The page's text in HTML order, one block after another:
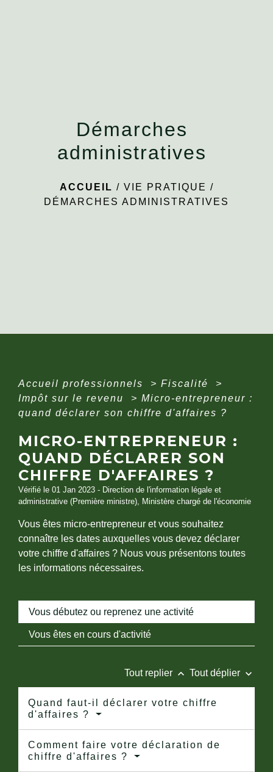
Démarches
administratives
ACCUEIL / VIE PRATIQUE /
DÉMARCHES ADMINISTRATIVES
Accueil professionnels > Fiscalité
>
Impôt sur le revenu
> Micro-entrepreneur :
quand déclarer son chiffre d'affaires ?
MICRO-ENTREPRENEUR :
QUAND DÉCLARER SON
CHIFFRE D'AFFAIRES ?
Vérifié le 01 Jan 2023 - Direction de l'information légale et
administrative (Première ministre), Ministère chargé de l'économie
Vous êtes micro-entrepreneur et vous souhaitez
connaître les dates auxquelles vous devez déclarer
votre chiffre d'affaires ? Nous vous présentons toutes
les informations nécessaires.
Vous débutez ou reprenez une activité
Vous êtes en cours d'activité
Tout replier keyboard_arrow_up Tout déplier keyboard_arrow_down
Quand faut-il déclarer votre chiffre
d'affaires ?
Comment faire votre déclaration de
chiffre d'affaires ?